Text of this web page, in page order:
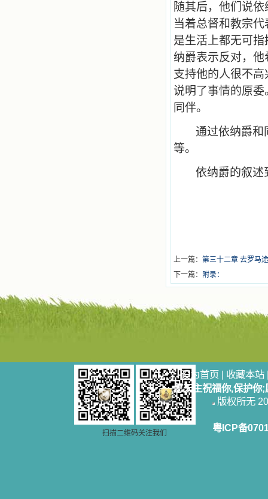
随其后，他们说
当着总督和教宗
是生活上都无可
纳爵表示反对，
支持他的人很不
说明了事情的原
同伴。
通过依纳爵和
等。
依纳爵的叙述
上一篇： 第三十二章 去罗马
下一篇：
附录：
扫描二维码关注我们
设为首页 | 收藏本站
愿天主祝福你,保护你
版权所无
粤ICP备